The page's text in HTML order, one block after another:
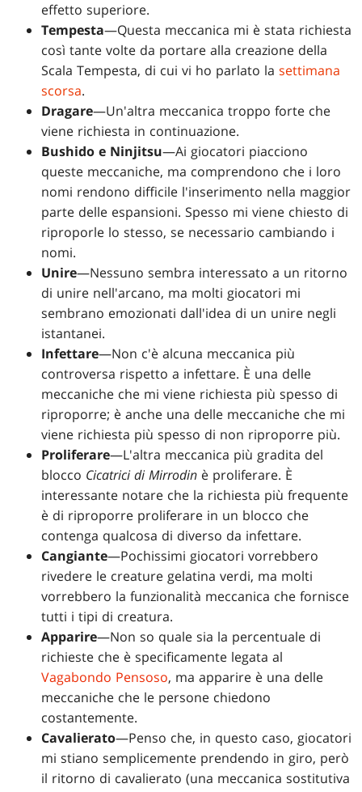
effetto superiore.
Tempesta—Questa meccanica mi è stata richiesta
così tante volte da portare alla creazione della
Scala Tempesta, di cui vi ho parlato lasettimana
scorsa.
Dragare—Un'altra meccanica troppo forte che
viene richiesta in continuazione.
Bushido e Ninjitsu—Ai giocatori piacciono
queste meccaniche, ma comprendono che i loro
nomi rendono difficile l'inserimento nella maggior
parte delle espansioni. Spesso mi viene chiesto di
riproporle lo stesso, se necessario cambiando i
nomi.
Unire—Nessuno sembra interessato a un ritorno
di unire nell'arcano, ma molti giocatori mi
sembrano emozionati dall'idea di un unire negli
istantanei.
Infettare—Non c'è alcuna meccanica più
controversa rispetto a infettare. È una delle
meccaniche che mi viene richiesta più spesso di
riproporre; è anche una delle meccaniche che mi
viene richiesta più spesso di non riproporre più.
Proliferare—L'altra meccanica più gradita del
blocco Cicatrici di Mirrodin è proliferare. È
interessante notare che la richiesta più frequente
è di riproporre proliferare in un blocco che
contenga qualcosa di diverso da infettare.
Cangiante—Pochissimi giocatori vorrebbero
rivedere le creature gelatina verdi, ma molti
vorrebbero la funzionalità meccanica che fornisce
tutti i tipi di creatura.
Apparire—Non so quale sia la percentuale di
richieste che è specificamente legata al
Vagabondo Pensoso, ma apparire è una delle
meccaniche che le persone chiedono
costantemente.
Cavalierato—Penso che, in questo caso, giocatori
mi stiano semplicemente prendendo in giro, però
il ritorno di cavalierato (una meccanica sostitutiva